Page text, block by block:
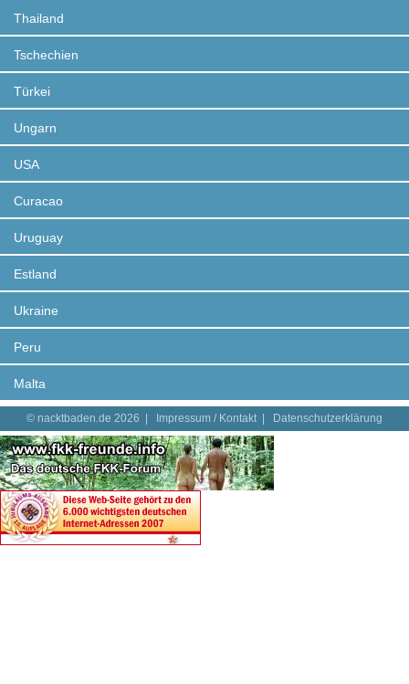
Thailand
Tschechien
Türkei
Ungarn
USA
Curacao
Uruguay
Estland
Ukraine
Peru
Malta
© nacktbaden.de 2026 | Impressum / Kontakt| Datenschutzerklärung